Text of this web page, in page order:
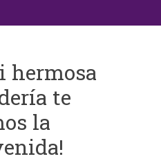
hermosa
te
la